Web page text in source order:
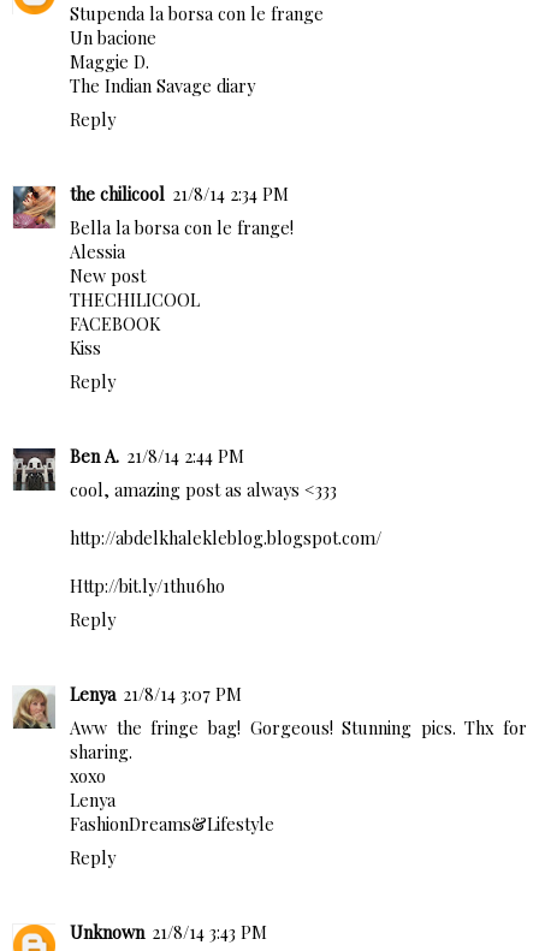
Stupenda la borsa con le frange
Un bacione
Maggie D.
The Indian Savage diary
Reply
the chilicool 21/8/14 2:34 PM
Bella la borsa con le frange!
Alessia
New post
THECHILICOOL
FACEBOOK
Kiss
Reply
Ben A. 21/8/14 2:44 PM
cool, amazing post as always <333
http://abdelkhalekleblog.blogspot.com/
Http://bit.ly/1thu6ho
Reply
Lenya 21/8/14 3:07 PM
Aww the fringe bag! Gorgeous! Stunning pics. Thx for
sharing.
xoxo
Lenya
FashionDreams&Lifestyle
Reply
Unknown 21/8/14 3:43 PM